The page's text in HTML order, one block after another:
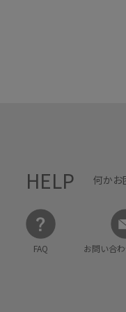
HELP 何かお
FAQ お問い合